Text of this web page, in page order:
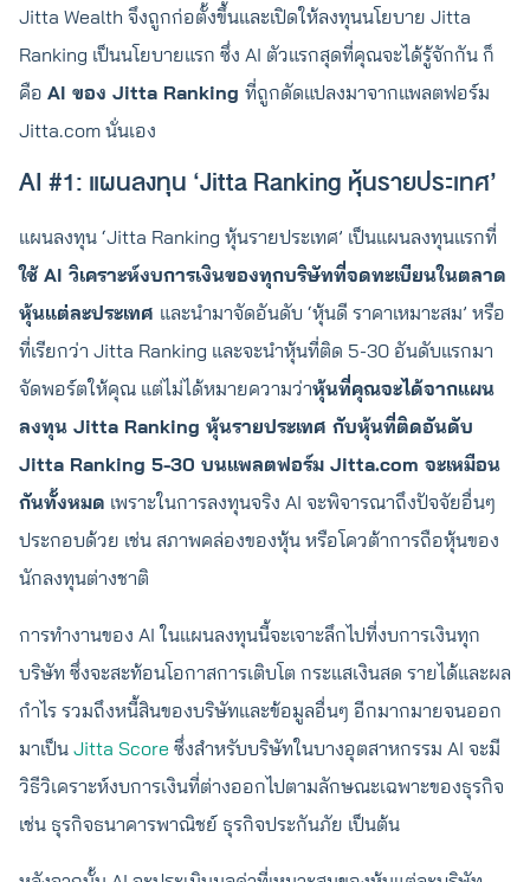
Jitta Wealth จึงถูกก่อตั้งขึ้นและเปิดให้ลงทุนนโยบาย Jitta
Ranking เป็นนโยบายแรก ซึ่ง AI ตัวแรกสุดที่คุณจะได้รู้จักกัน ก็
คือ AI ของ Jitta Ranking ที่ถูกดัดแปลงมาจากแพลตฟอร์ม
Jitta.com นั่นเอง
AI #1: แผนลงทุน ‘Jitta Ranking หุ้นรายประเทศ’
แผนลงทุน ‘Jitta Ranking หุ้นรายประเทศ’ เป็นแผนลงทุนแรกที่
ใช้ AI วิเคราะห์งบการเงินของทุกบริษัทที่จดทะเบียนในตลาด
หุ้นแต่ละประเทศ และนำมาจัดอันดับ ‘หุ้นดี ราคาเหมาะสม’ หรือ
ที่เรียกว่า Jitta Ranking และจะนำหุ้นที่ติด 5-30 อันดับแรกมา
จัดพอร์ตให้คุณ แต่ไม่ได้หมายความว่าหุ้นที่คุณจะได้จากแผน
ลงทุน Jitta Ranking หุ้นรายประเทศ กับหุ้นที่ติดอันดับ
Jitta Ranking 5-30 บนแพลตฟอร์ม Jitta.com จะเหมือน
กันทั้งหมด เพราะในการลงทุนจริง AI จะพิจารณาถึงปัจจัยอื่นๆ
ประกอบด้วย เช่น สภาพคล่องของหุ้น หรือโควต้าการถือหุ้นของ
นักลงทุนต่างชาติ
การทำงานของ AI ในแผนลงทุนนี้จะเจาะลึกไปที่งบการเงินทุก
บริษัท ซึ่งจะสะท้อนโอกาสการเติบโต กระแสเงินสด รายได้และผล
กำไร รวมถึงหนี้สินของบริษัทและข้อมูลอื่นๆ อีกมากมายจนออก
มาเป็น Jitta Score ซึ่งสำหรับบริษัทในบางอุตสาหกรรม AI จะมี
วิธีวิเคราะห์งบการเงินที่ต่างออกไปตามลักษณะเฉพาะของธุรกิจ
เช่น ธุรกิจธนาคารพาณิชย์ ธุรกิจประกันภัย เป็นต้น